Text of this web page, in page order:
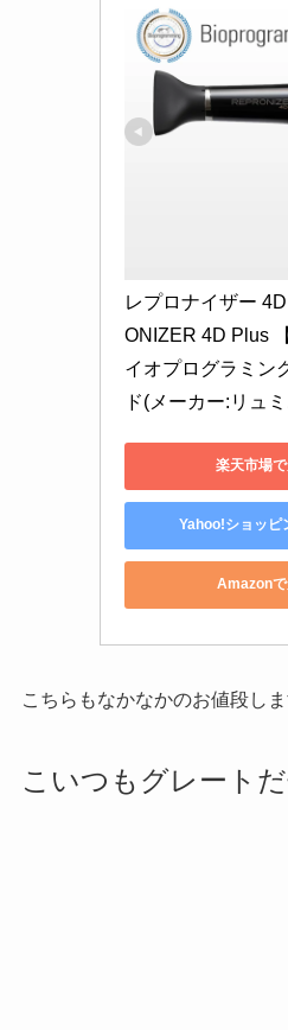
レプロナイザー
ONIZER 4D Plus
イオプログラミン
ド(メーカー:リュ
楽天市場
Yahoo!ショッピ
Amazonで
こちらもなかなかのお値段し
こいつもグレート